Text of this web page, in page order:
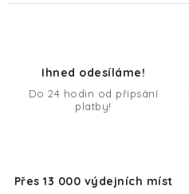
Ihned odesíláme!
Do 24 hodin od připsání
platby!
Přes 13 000 výdejních míst